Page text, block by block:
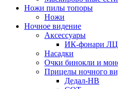
Ножи пилы топоры
Ножи
Ночное видение
Аксессуары
ИК-фонари
Насадки
Очки бинокли и
Прицелы ночного
Дедал-НВ